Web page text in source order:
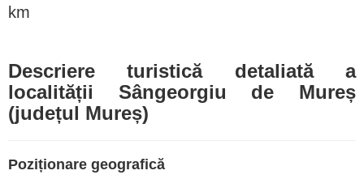
km
Descriere turistică detaliată a
localității Sângeorgiu de Mureș
(județul Mureș)
Poziționare geografică